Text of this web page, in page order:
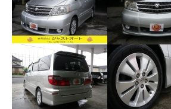
おすすめ
ボディコーティング・艶出し・磨き
部品の取り付け
オイル交換